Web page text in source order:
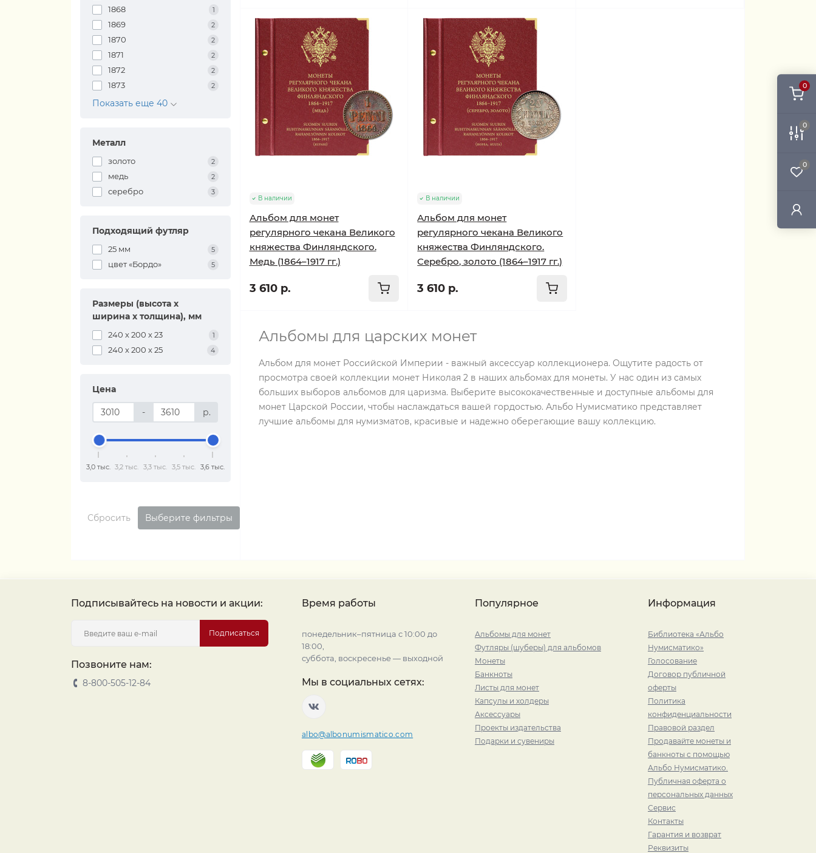
0
0
0
1868 1
1869 2
1870 2
1871 2
1872 2
1873 2
Показать еще 40
Металл
золото 2
медь 2
серебро 3
Подходящий футляр
25 мм 5
цвет «Бордо» 5
Размеры (высота х
ширина х толщина), мм
240 х 200 х 23 1
240 х 200 х 25 4
Цена
- р.
3,0 тыс. 3,2 тыс. 3,3 тыс. 3,5 тыс. 3,6 тыс.
Сбросить Выберите фильтры
В наличии
Альбом для монет
регулярного чекана Великого
княжества Финляндского.
Медь (1864–1917 гг.)
3 610 р.
В наличии
Альбом для монет
регулярного чекана Великого
княжества Финляндского.
Серебро, золото (1864–1917 гг.)
3 610 р.
Альбомы для царских монет
Альбом для монет Российской Империи - важный аксессуар коллекционера. Ощутите радость от
просмотра своей коллекции монет Николая 2 в наших альбомах для монеты. У нас один из самых
больших выборов альбомов для царизма. Выберите высококачественные и доступные альбомы для
монет Царской России, чтобы наслаждаться вашей гордостью. Альбо Нумисматико представляет
лучшие альбомы для нумизматов, красивые и надежно оберегающие вашу коллекцию.
Подписывайтесь на новости и акции:
Подписаться
Позвоните нам:
8-800-505-12-84
Время работы
понедельник–пятница с 10:00 до
18:00,
суббота, воскресенье — выходной
Мы в социальных сетях:
albo@albonumismatico.com
Популярное
Альбомы для монет
Футляры (шуберы) для альбомов
Монеты
Банкноты
Листы для монет
Капсулы и холдеры
Аксессуары
Проекты издательства
Подарки и сувениры
Информация
Библиотека «Альбо
Нумисматико»
Голосование
Договор публичной
оферты
Политика
конфиденциальности
Правовой раздел
Продавайте монеты и
банкноты с помощью
Альбо Нумисматико.
Публичная оферта о
персональных данных
Сервис
Контакты
Гарантия и возврат
Реквизиты